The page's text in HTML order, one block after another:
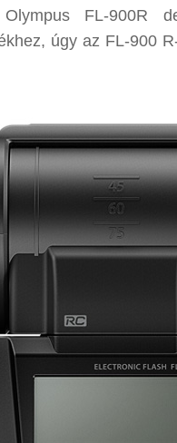
FL-900R
úgy az FL-900